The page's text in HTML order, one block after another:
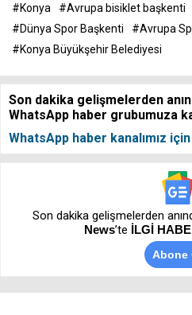
#Konya #Avrupa bisiklet başkenti
#Dünya Spor Başkenti
#Avrupa
#Konya Büyükşehir Belediyesi
Son dakika gelişmelerden
WhatsApp haber grubumuza
WhatsApp haber kanalımız için
Son dakika gelişmelerden
News’te İLGİ
Abone